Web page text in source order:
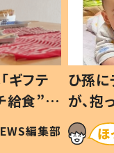
ギフテ
給食”を
和の親
編集部
ひ孫
が、
「涙が
い」